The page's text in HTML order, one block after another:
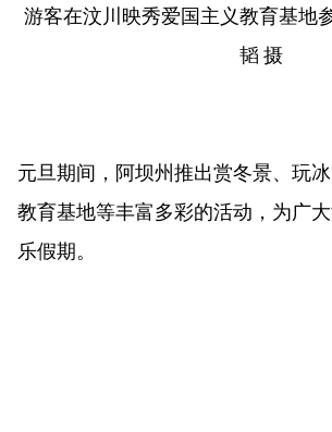
游客在汶川映秀爱国主义教育基地
韬 摄
元旦期间，阿坝州推出赏冬景、玩
教育基地等丰富多彩的活动，为广
乐假期。